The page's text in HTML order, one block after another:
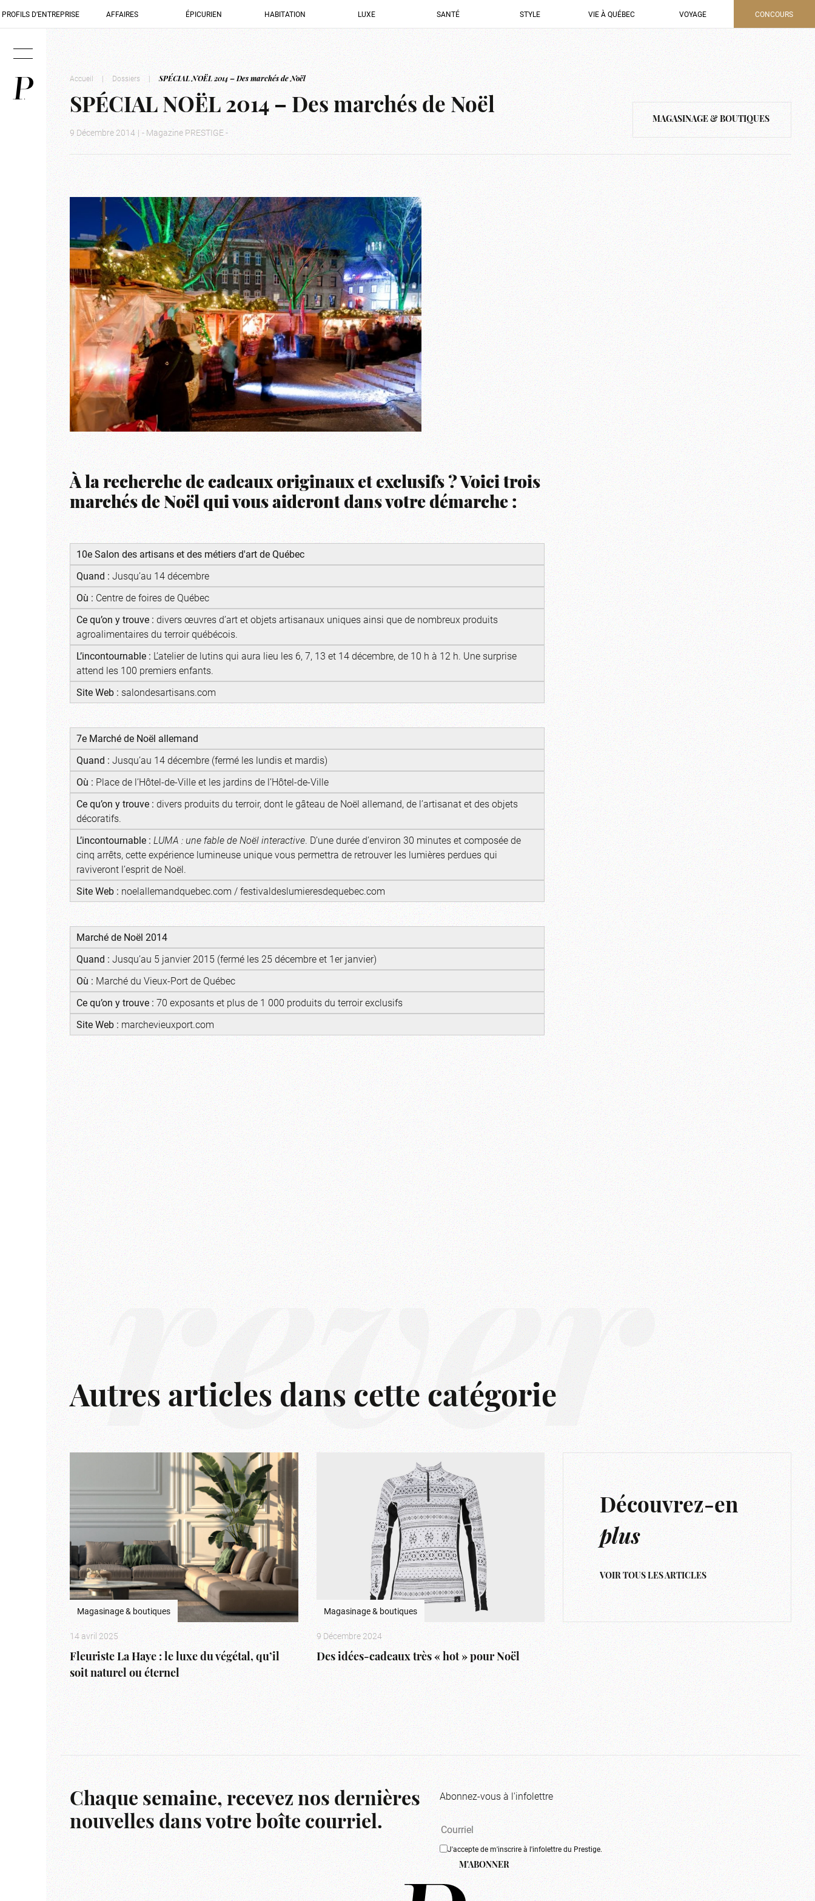
PROFILS D’ENTREPRISE AFFAIRES ÉPICURIEN HABITATION LUXE SANTÉ STYLE VIE À QUÉBEC VOYAGE CONCOURS
Accueil | Dossiers | SPÉCIAL NOËL 2014 – Des marchés de Noël
SPÉCIAL NOËL 2014 – Des marchés de Noël
9 Décembre 2014 | - Magazine PRESTIGE -
MAGASINAGE & BOUTIQUES
À la recherche de cadeaux originaux et exclusifs ? Voici trois
marchés de Noël qui vous aideront dans votre démarche :
10e Salon des artisans et des métiers d'art de Québec
Quand : Jusqu’au 14 décembre
Où : Centre de foires de Québec
Ce qu’on y trouve : divers œuvres d’art et objets artisanaux uniques ainsi que de nombreux produits
agroalimentaires du terroir québécois.
L’incontournable : L’atelier de lutins qui aura lieu les 6, 7, 13 et 14 décembre, de 10 h à 12 h. Une surprise
attend les 100 premiers enfants.
Site Web : salondesartisans.com
7e Marché de Noël allemand
Quand : Jusqu’au 14 décembre (fermé les lundis et mardis)
Où : Place de l’Hôtel-de-Ville et les jardins de l’Hôtel-de-Ville
Ce qu’on y trouve : divers produits du terroir, dont le gâteau de Noël allemand, de l’artisanat et des objets
décoratifs.
L’incontournable : LUMA : une fable de Noël interactive. D’une durée d’environ 30 minutes et composée de
cinq arrêts, cette expérience lumineuse unique vous permettra de retrouver les lumières perdues qui
raviveront l’esprit de Noël.
Site Web : noelallemandquebec.com /festivaldeslumieresdequebec.com
Marché de Noël 2014
Quand : Jusqu’au 5 janvier 2015 (fermé les 25 décembre et 1er janvier)
Où : Marché du Vieux-Port de Québec
Ce qu’on y trouve : 70 exposants et plus de 1 000 produits du terroir exclusifs
Site Web : marchevieuxport.com
rêver
Autres articles dans cette catégorie
Magasinage & boutiques
14 avril 2025
Fleuriste La Haye : le luxe du végétal, qu’il
soit naturel ou éternel
Magasinage & boutiques
9 Décembre 2024
Des idées-cadeaux très « hot » pour Noël
Découvrez-en
plus
VOIR TOUS LES ARTICLES
Chaque semaine, recevez nos dernières
nouvelles dans votre boîte courriel.
Abonnez-vous à l'infolettre
J'accepte de m'inscrire à l'infolettre du Prestige.
M'ABONNER